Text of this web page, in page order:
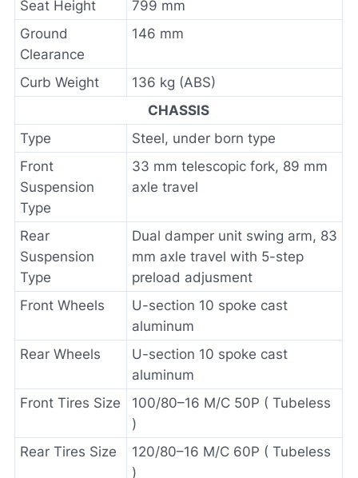
Seat Height
799 mm
Ground
Clearance
146 mm
Curb Weight
136 kg (ABS)
CHASSIS
Type
Steel, under born type
Front
Suspension
Type
33 mm telescopic fork, 89 mm
axle travel
Rear
Suspension
Type
Dual damper unit swing arm, 83
mm axle travel with 5-step
preload adjusment
Front Wheels
U-section 10 spoke cast
aluminum
Rear Wheels
U-section 10 spoke cast
aluminum
Front Tires Size
100/80–16 M/C 50P ( Tubeless
)
Rear Tires Size
120/80–16 M/C 60P ( Tubeless
)